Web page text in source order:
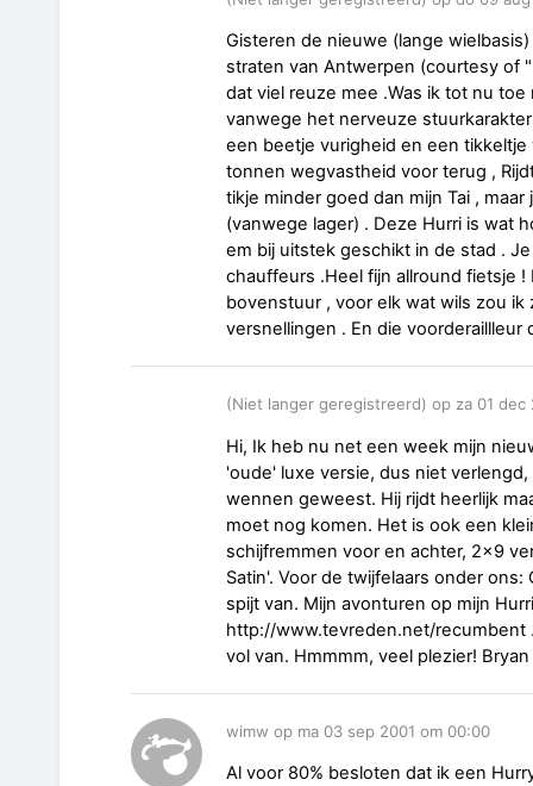
Gisteren de nieuwe (lange
straten van Antwerpen (courtesy of
dat viel reuze mee .Was ik tot nu
vanwege het nerveuze
een beetje vurigheid en een tikkeltje
tonnen wegvastheid voor terug ,
tikje minder goed dan mijn Tai ,
(vanwege lager) . Deze Hurri is wat
em bij uitstek geschikt in de stad .
chauffeurs .Heel fijn allround fietsje
bovenstuur , voor elk wat wils zou
versnellingen . En die voorderaillleur
(Niet langer geregistreerd) op za 01 dec
Hi, Ik heb nu net een week mijn
'oude' luxe versie, dus niet
wennen geweest. Hij rijdt heerlijk
moet nog komen. Het is ook een
schijfremmen voor en achter, 2x9
Satin'. Voor de twijfelaars onder
spijt van. Mijn avonturen op mijn
http://www.tevreden.net/recumbent
vol van. Hmmmm, veel plezier! Bryan
wimw op ma 03 sep 2001 om 00:00
Al voor 80% besloten dat ik een